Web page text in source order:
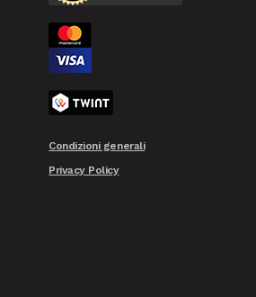
Condizioni generali
Privacy Policy